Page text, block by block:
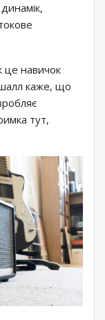
це навичок
каже, що
тут,